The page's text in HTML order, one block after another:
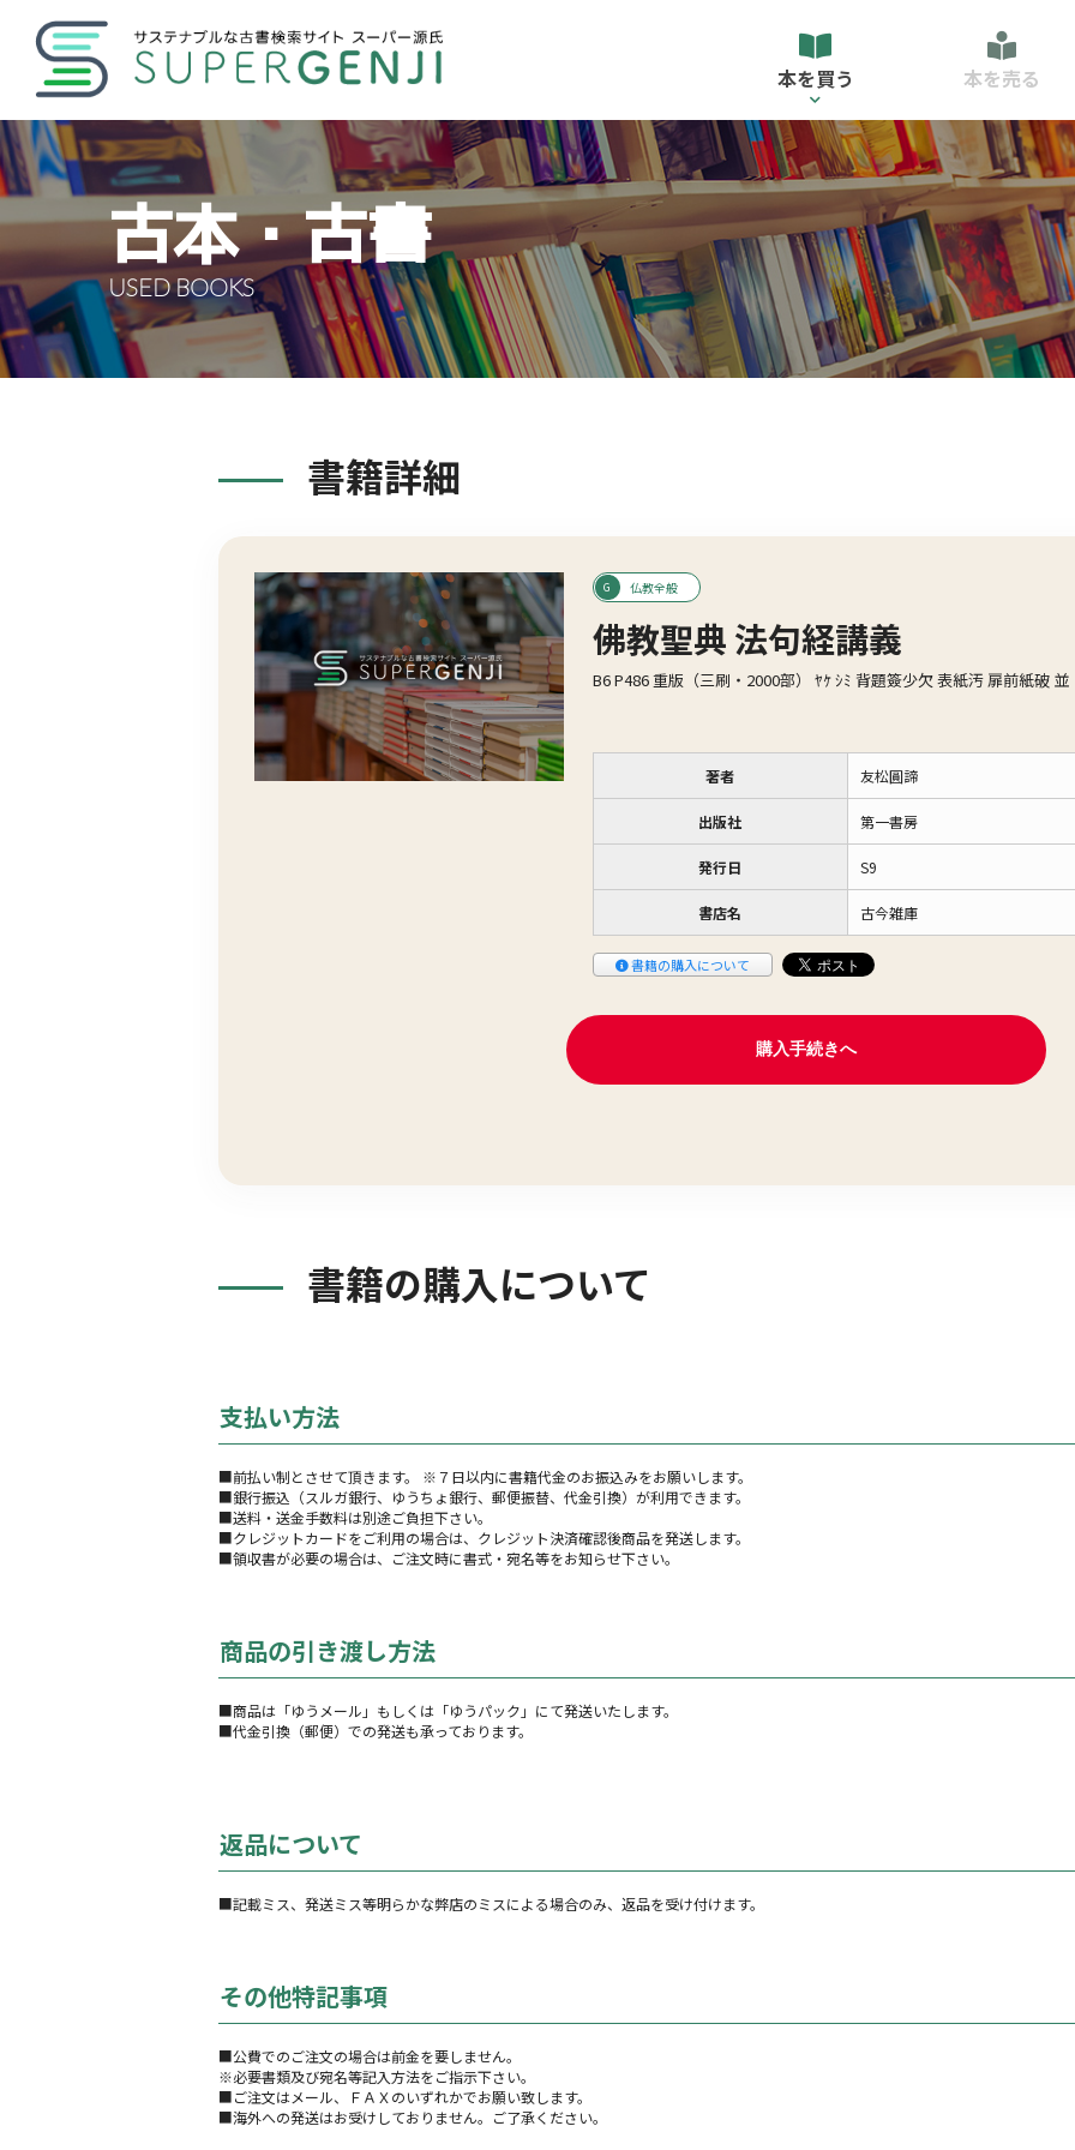
本を買う 本を売る
古本・古書
USED BOOKS
書籍詳細
仏教全般
佛教聖典 法句経講義
B6 P486 重版（三刷・2000部） ﾔｹ ｼﾐ 背題簽少欠 表紙汚 扉前紙破 並
著者 友松圓諦
出版社 第一書房
発行日 S9
書店名 古今雑庫
書籍の購入について
書籍の購入について
支払い方法
■前払い制とさせて頂きます。 ※７日以内に書籍代金のお振込みをお願いします。
■銀行振込（スルガ銀行、ゆうちょ銀行、郵便振替、代金引換）が利用できます。
■送料・送金手数料は別途ご負担下さい。
■クレジットカードをご利用の場合は、クレジット決済確認後商品を発送します。
■領収書が必要の場合は、ご注文時に書式・宛名等をお知らせ下さい。
商品の引き渡し方法
■商品は「ゆうメール」もしくは「ゆうパック」にて発送いたします。
■代金引換（郵便）での発送も承っております。
返品について
■記載ミス、発送ミス等明らかな弊店のミスによる場合のみ、返品を受け付けます。
その他特記事項
■公費でのご注文の場合は前金を要しません。
※必要書類及び宛名等記入方法をご指示下さい。
■ご注文はメール、ＦＡＸのいずれかでお願い致します。
■海外への発送はお受けしておりません。ご了承ください。